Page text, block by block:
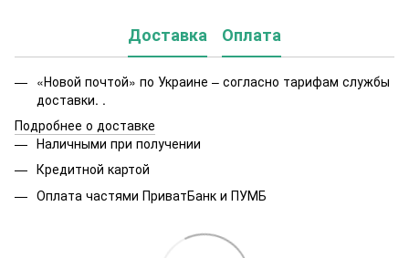
Доставка Оплата
«Новой почтой» по Украине – согласно тарифам службы
доставки. .
Подробнее о доставке
Наличными при получении
Кредитной картой
Оплата частями ПриватБанк и ПУМБ